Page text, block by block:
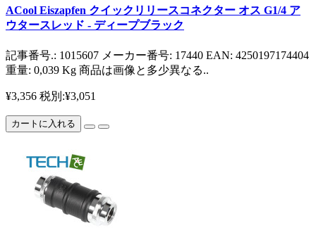
ACool Eiszapfen クイックリリースコネクター オス G1/4 ア
ウタースレッド - ディープブラック
記事番号.: 1015607 メーカー番号: 17440 EAN: 4250197174404
重量: 0,039 Kg 商品は画像と多少異なる..
¥3,356 税別:¥3,051
カートに入れる